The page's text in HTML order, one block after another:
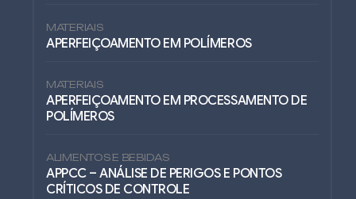
MATERIAIS
APERFEIÇOAMENTO EM POLÍMEROS
MATERIAIS
APERFEIÇOAMENTO EM PROCESSAMENTO DE
POLÍMEROS
ALIMENTOS E BEBIDAS
APPCC – ANÁLISE DE PERIGOS E PONTOS
CRÍTICOS DE CONTROLE